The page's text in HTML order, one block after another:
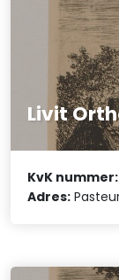
Livit
KvK nummer:
Adres: